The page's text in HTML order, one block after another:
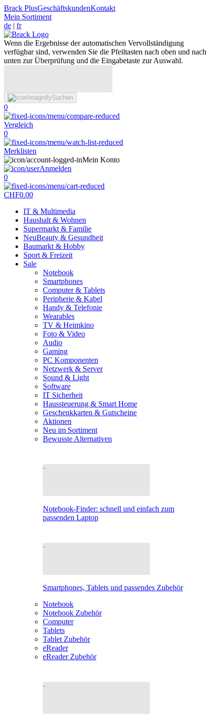
Brack PlusGeschäftskundenKontakt
Mein Sortiment
de | fr
Wenn die Ergebnisse der automatischen Vervollständigung
verfügbar sind, verwenden Sie die Pfeiltasten nach oben und nach
unten zur Überprüfung und die Eingabetaste zur Auswahl.
Suchen
0
Vergleich
0
Merklisten
Mein Konto
Anmelden
0
CHF0.00
IT & Multimedia
Haushalt & Wohnen
Supermarkt & Familie
NeuBeauty & Gesundheit
Baumarkt & Hobby
Sport & Freizeit
Sale
Notebook
Smartphones
Computer & Tablets
Peripherie & Kabel
Handy & Telefonie
Wearables
TV & Heimkino
Foto & Video
Audio
Gaming
PC Komponenten
Netzwerk & Server
Sound & Light
Software
IT Sicherheit
Haussteuerung & Smart Home
Geschenkkarten & Gutscheine
Aktionen
Neu im Sortiment
Bewusste Alternativen
Notebook-Finder: schnell und einfach zum
passenden Laptop
Smartphones, Tablets und passendes Zubehör
Notebook
Notebook Zubehör
Computer
Tablets
Tablet Zubehör
eReader
eReader Zubehör